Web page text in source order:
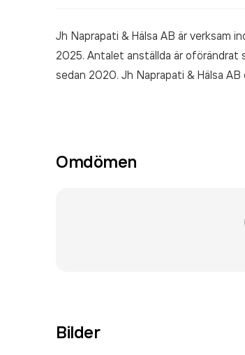
Jh Naprapati & Hälsa AB är verksam
2025. Antalet anställda är
sedan 2020. Jh Naprapati & Hälsa AB
Omdömen
Bilder